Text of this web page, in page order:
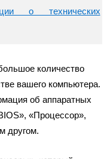
о технических
количество
вашего компьютера.
об аппаратных
«Процессор»,
другом.